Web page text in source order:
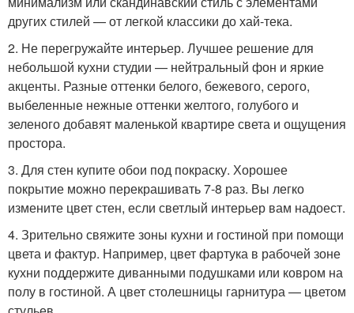
других стилей — от легкой классики до хай-тека.
2. Не перегружайте интерьер. Лучшее решение для
небольшой кухни студии — нейтральный фон и яркие
акценты. Разные оттенки белого, бежевого, серого,
выбеленные нежные оттенки желтого, голубого и
зеленого добавят маленькой квартире света и ощущения
простора.
3. Для стен купите обои под покраску. Хорошее
покрытие можно перекрашивать 7-8 раз. Вы легко
измените цвет стен, если светлый интерьер вам надоест.
4. Зрительно свяжите зоны кухни и гостиной при помощи
цвета и фактур. Например, цвет фартука в рабочей зоне
кухни поддержите диванными подушками или ковром на
полу в гостиной. А цвет столешницы гарнитура — цветом